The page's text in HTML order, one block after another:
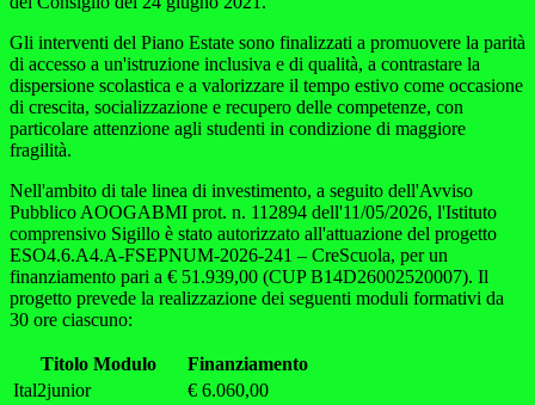
Gli interventi del Piano Estate sono finalizzati a promuovere la parità
di accesso a un'istruzione inclusiva e di qualità, a contrastare la
dispersione scolastica e a valorizzare il tempo estivo come occasione
di crescita, socializzazione e recupero delle competenze, con
particolare attenzione agli studenti in condizione di maggiore
fragilità.
Nell'ambito di tale linea di investimento, a seguito dell'Avviso
Pubblico AOOGABMI prot. n. 112894 dell'11/05/2026, l'Istituto
comprensivo Sigillo è stato autorizzato all'attuazione del progetto
ESO4.6.A4.A-FSEPNUM-2026-241 – CreScuola, per un
finanziamento pari a € 51.939,00 (CUP B14D26002520007). Il
progetto prevede la realizzazione dei seguenti moduli formativi da
30 ore ciascuno:
Titolo Modulo
Finanziamento
Ital2junior
€ 6.060,00